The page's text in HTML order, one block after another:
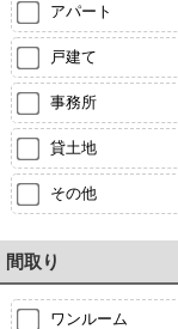
アパート
戸建て
事務所
貸土地
その他
間取り
ワンルーム